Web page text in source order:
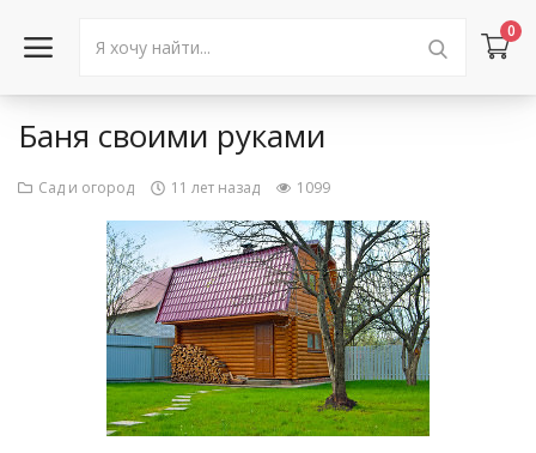
0
Войти в аккаунт
Объявления
Баня своими руками
Сад и огород 11 лет назад 1099